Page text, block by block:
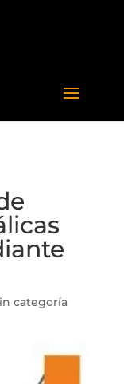
categoría